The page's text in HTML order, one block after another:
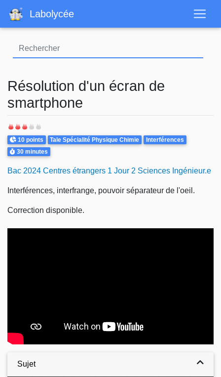
contenu
Labolycée
Résolution d'un écran de
smartphone
Points
10 points Theme
Tale Spécialité Physique Chimie Interférences
Durée
30 minutes
Bac 2024 Centres étrangers 1 Jour 2 Sciences Ingénieur.e
Interférences, interfrange, pouvoir séparateur de l'oeil.
Correction disponible.
Sujet